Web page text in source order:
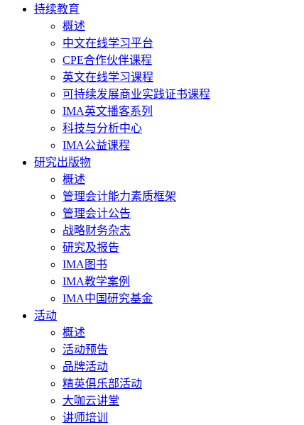
持续教育
概述
中文在线学习平台
CPE合作伙伴课程
英文在线学习课程
可持续发展商业实践证书课程
IMA英文播客系列
科技与分析中心
IMA公益课程
研究出版物
概述
管理会计能力素质框架
管理会计公告
战略财务杂志
研究及报告
IMA图书
IMA教学案例
IMA中国研究基金
活动
概述
活动预告
品牌活动
精英俱乐部活动
大咖云讲堂
讲师培训